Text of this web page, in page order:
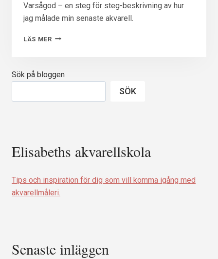
Varsågod – en steg för steg-beskrivning av hur
jag målade min senaste akvarell.
LÄS MERMIN
FÖR
Sök på bloggen
SÖK
Elisabeths akvarellskola
Tips och inspiration för dig som vill komma igång med
akvarellmåleri.
Senaste inläggen